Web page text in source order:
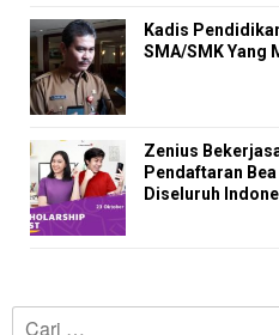
Kadis
SMA/SMK Yang
Zenius
Pendaftaran
Diseluruh
Cari